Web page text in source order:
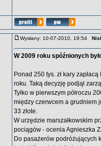
Wysłany: 10-07-2010, 19:54
W 2009 roku spóźnionych
Ponad 250 tys. zł kary
roku. Taką decyzję podjął
Tylko w pierwszym półroczu
między czerwcem a grudniem
33 złote.
W urzędzie marszałkowskim
pociągów - ocenia Agnieszka
Do pasażerów podróżujących